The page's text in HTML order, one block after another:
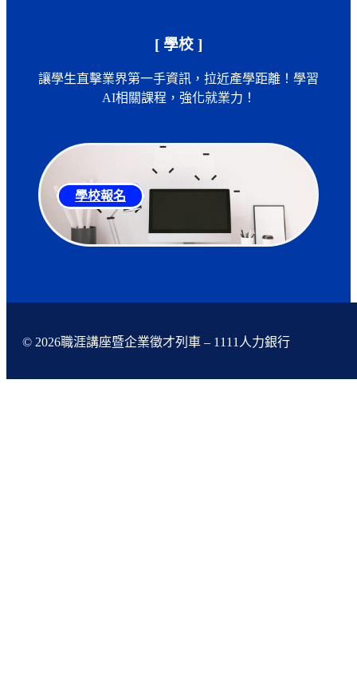
[ 學校 ]
讓學生直擊業界第一手資訊，拉近產學距離！學習
AI相關課程，強化就業力！
學校報名
© 2026職涯講座暨企業徵才列車 – 1111人力銀行